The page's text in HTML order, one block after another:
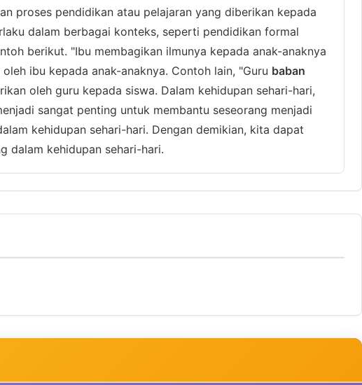
proses pendidikan atau pelajaran yang diberikan kepada
dalam berbagai konteks, seperti pendidikan formal
berikut. "Ibu membagikan ilmunya kepada anak-anaknya
ibu kepada anak-anaknya. Contoh lain, "Guru baban
oleh guru kepada siswa. Dalam kehidupan sehari-hari,
sangat penting untuk membantu seseorang menjadi
kehidupan sehari-hari. Dengan demikian, kita dapat
dalam kehidupan sehari-hari.